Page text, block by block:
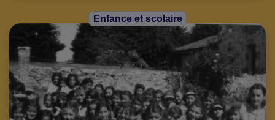
Enfance et scolaire